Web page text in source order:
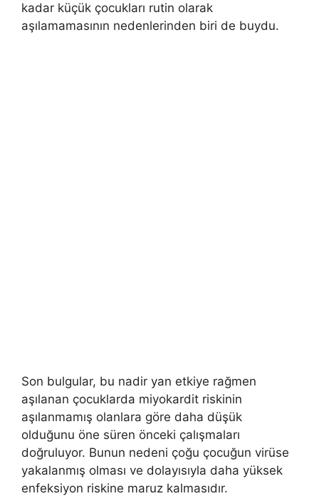
kadar küçük çocukları rutin olarak
aşılamamasının nedenlerinden biri de buydu.
Son bulgular, bu nadir yan etkiye rağmen
aşılanan çocuklarda miyokardit riskinin
aşılanmamış olanlara göre daha düşük
olduğunu öne süren önceki çalışmaları
doğruluyor. Bunun nedeni çoğu çocuğun virüse
yakalanmış olması ve dolayısıyla daha yüksek
enfeksiyon riskine maruz kalmasıdır.